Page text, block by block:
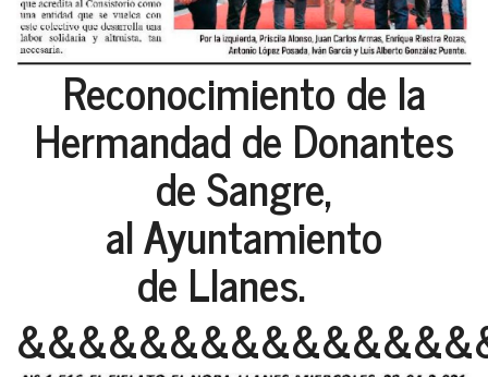
Reconocimiento de la
Hermandad de Donantes
de Sangre,
al Ayuntamiento
de Llanes.